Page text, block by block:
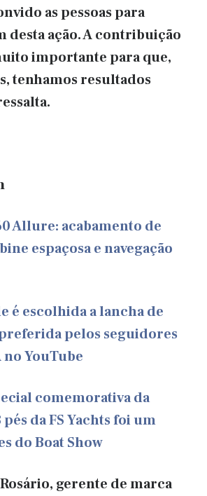
as pessoas para
ação. A contribuição
importante para que,
tenhamos resultados
Allure: acabamento de
espaçosa e navegação
é escolhida a lancha de
pelos seguidores
no YouTube
comemorativa da
da FS Yachts foi um
do Boat Show
gerente de marca